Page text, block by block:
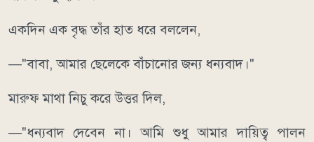
একদিন এক বৃদ্ধ তাঁর হাত ধরে বললেন,
—"বাবা, আমার ছেলেকে বাঁচানোর জন্য ধন্যবাদ।"
মারুফ মাথা নিচু করে উত্তর দিল,
—"ধন্যবাদ দেবেন না। আমি শুধু আমার দায়িত্ব পালন